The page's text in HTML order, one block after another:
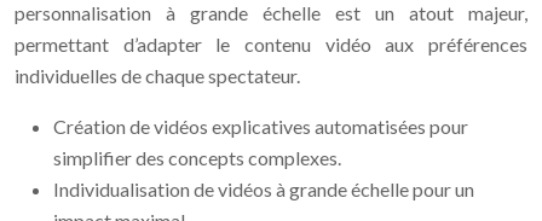
personnalisation à grande échelle est un atout majeur,
permettant d’adapter le contenu vidéo aux préférences
individuelles de chaque spectateur.
Création de vidéos explicatives automatisées pour
simplifier des concepts complexes.
Individualisation de vidéos à grande échelle pour un